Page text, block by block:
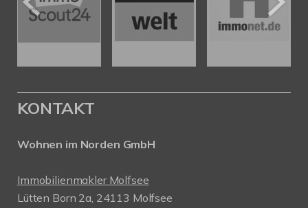
KONTAKT
Wohnen im Norden GmbH
Immobilienmakler Molfsee
Lütten Born 2a, 24113 Molfsee